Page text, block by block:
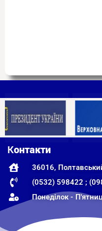
Контакти
36016,
(0532) 598422 ;
Понеділок -